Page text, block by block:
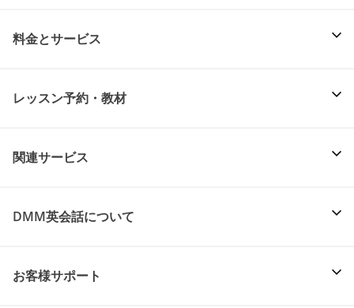
料金とサービス
レッスン予約・教材
関連サービス
DMM英会話について
お客様サポート